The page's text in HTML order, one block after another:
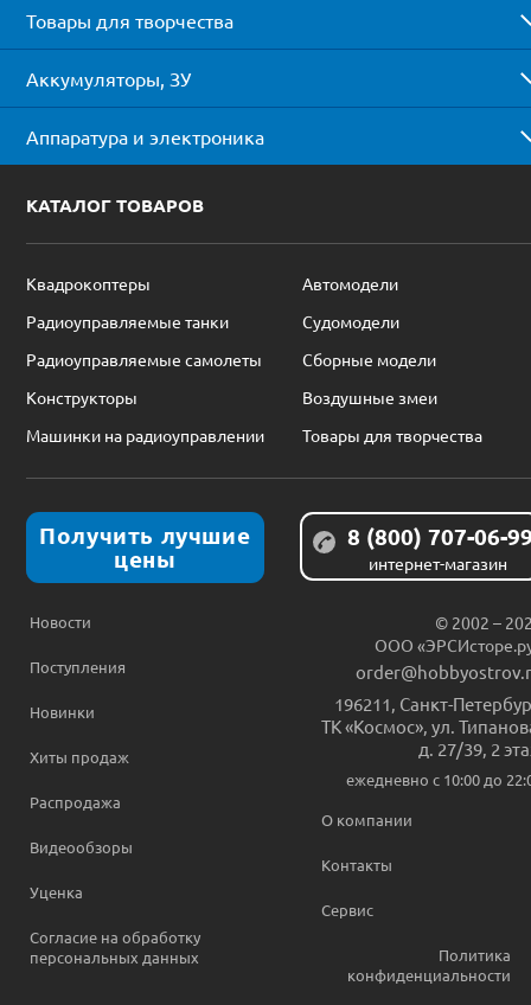
Товары для творчества
Аккумуляторы, ЗУ
Аппаратура и электроника
КАТАЛОГ ТОВАРОВ
Квадрокоптеры
Автомодели
Радиоуправляемые танки
Судомодели
Радиоуправляемые самолеты
Сборные модели
Конструкторы
Воздушные змеи
Машинки на радиоуправлении
Товары для творчества
Получить лучшие
цены
8 (800) 707-06-
интернет-магазин
Новости
Поступления
Новинки
Хиты продаж
Распродажа
Видеообзоры
Уценка
Согласие на обработку
персональных данных
© 2002 –
ООО
196211 Санкт-
ТК «Космос», ул.
д. 27/39, 2
ежедневно c 10:00 до
О компании
Контакты
Сервис
Политика
конфиденциальности